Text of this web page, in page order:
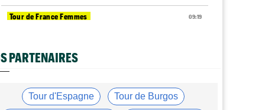
09:19
Tour de France Femmes
Championnats du Monde
Voici la sélection française pour les Championnats du
Transfert
PARTENAIRES
Tour d'Espagne Tour de Burgos